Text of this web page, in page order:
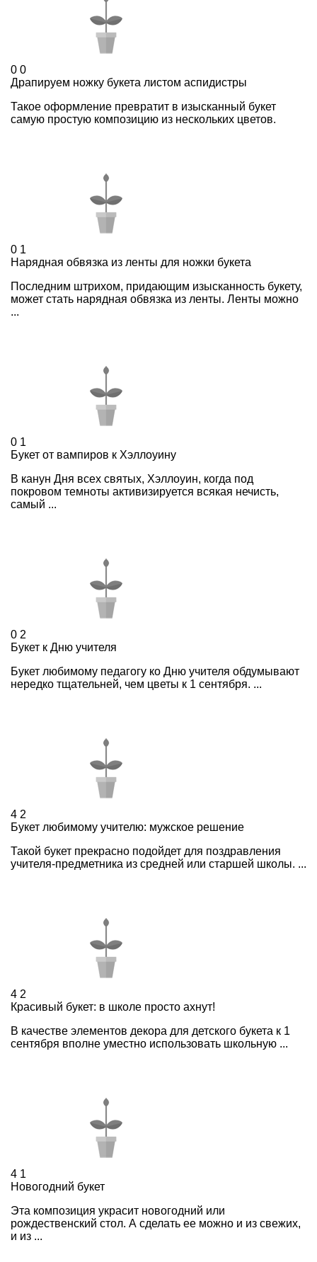
0 0
Драпируем ножку букета листом аспидистры
Такое оформление превратит в изысканный букет
самую простую композицию из нескольких цветов.
0 1
Нарядная обвязка из ленты для ножки букета
Последним штрихом, придающим изысканность букету,
может стать нарядная обвязка из ленты. Ленты можно
...
0 1
Букет от вампиров к Хэллоуину
В канун Дня всех святых, Хэллоуин, когда под
покровом темноты активизируется всякая нечисть,
самый ...
0 2
Букет к Дню учителя
Букет любимому педагогу ко Дню учителя обдумывают
нередко тщательней, чем цветы к 1 сентября. ...
4 2
Букет любимому учителю: мужское решение
Такой букет прекрасно подойдет для поздравления
учителя-предметника из средней или старшей школы. ...
4 2
Красивый букет: в школе просто ахнут!
В качестве элементов декора для детского букета к 1
сентября вполне уместно использовать школьную ...
4 1
Новогодний букет
Эта композиция украсит новогодний или
рождественский стол. А сделать ее можно и из свежих,
и из ...